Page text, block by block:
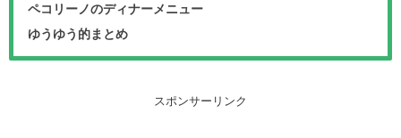
ペコリーノのディナーメニュー
ゆうゆう的まとめ
スポンサーリンク